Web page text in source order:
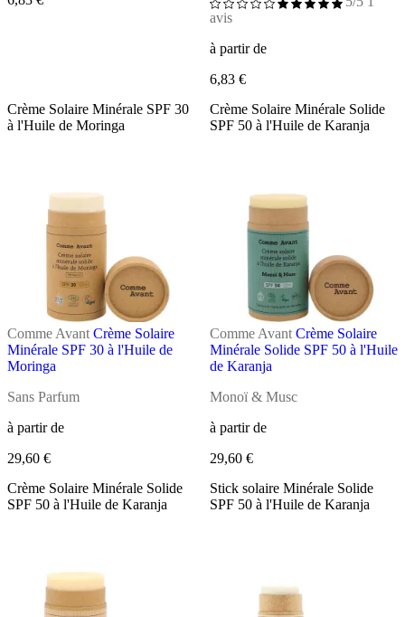
avis
à partir de
6,83 €
Crème Solaire Minérale SPF 30
à l'Huile de Moringa
Comme Avant Crème Solaire
Minérale SPF 30 à l'Huile de
Moringa
Sans Parfum
à partir de
29,60 €
Crème Solaire Minérale Solide
SPF 50 à l'Huile de Karanja
Comme Avant Crème Solaire
Minérale Solide SPF 50 à l'Huile
de Karanja
Monoï & Musc
à partir de
29,60 €
Crème Solaire Minérale Solide
SPF 50 à l'Huile de Karanja
Stick solaire Minérale Solide
SPF 50 à l'Huile de Karanja